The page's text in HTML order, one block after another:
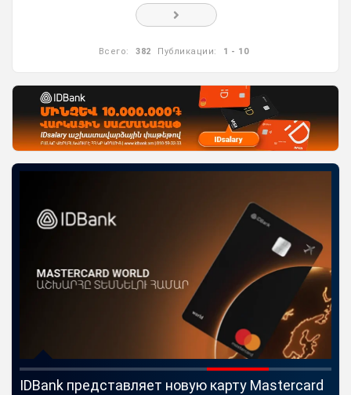
Всего: 382 Публикации: 1 - 10
IDBank представляет новую карту Mastercard